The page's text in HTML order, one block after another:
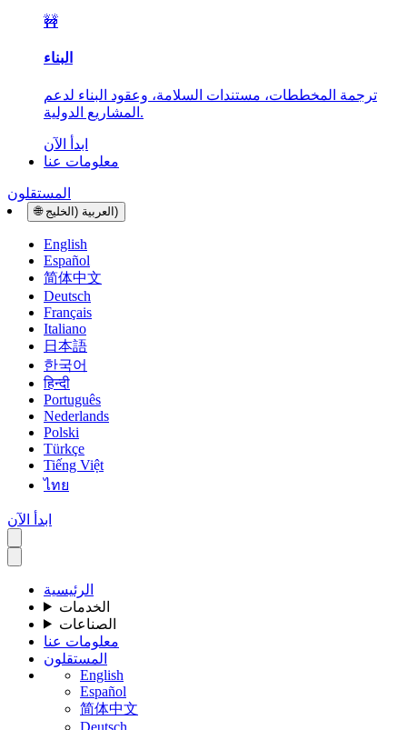
🚧
البناء
ترجمة المخططات، مستندات السلامة، وعقود البناء لدعم
المشاريع الدولية.
ابدأ الآن
معلومات عنا
المستقلون
🌐 العربية (الخليج)
English
Español
简体中文
Deutsch
Français
Italiano
日本語
한국어
हिन्दी
Português
Nederlands
Polski
Türkçe
Tiếng Việt
ไทย
ابدأ الآن
الرئيسية
الخدمات
الصناعات
معلومات عنا
المستقلون
English
Español
简体中文
Deutsch